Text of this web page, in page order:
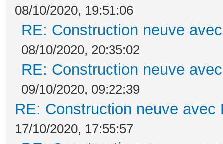
08/10/2020, 19:51:06
RE: Construction neuve
08/10/2020, 20:35:02
RE: Construction neuve
09/10/2020, 09:22:39
RE: Construction neuve avec
17/10/2020, 17:55:57